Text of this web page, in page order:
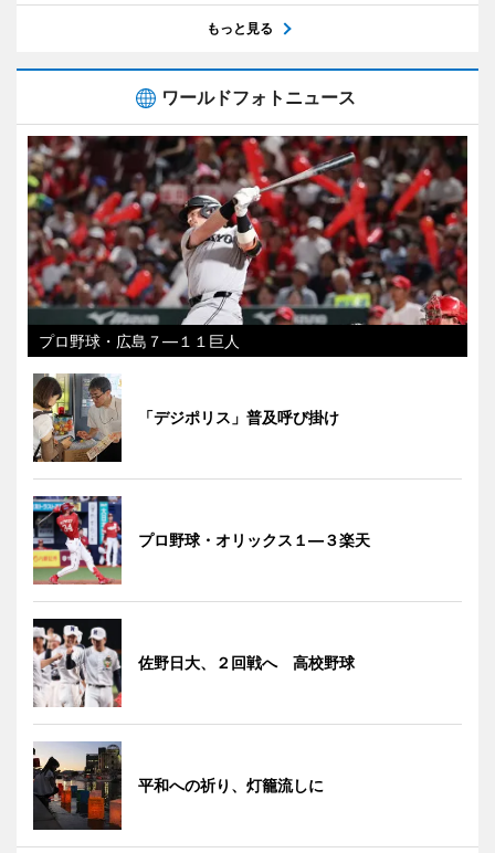
もっと見る
ワールドフォトニュース
プロ野球・広島７―１１巨人
「デジポリス」普及呼び掛け
プロ野球・オリックス１―３楽天
佐野日大、２回戦へ 高校野球
平和への祈り、灯籠流しに